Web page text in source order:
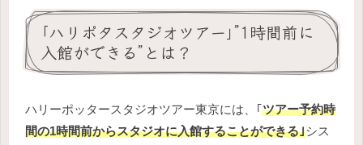
｢ハリポタスタジオツアー｣”1時間前に
入館ができる”とは？
ハリーポッタースタジオツアー東京には、｢ツアー予約時
間の1時間前からスタジオに入館することができる｣シス